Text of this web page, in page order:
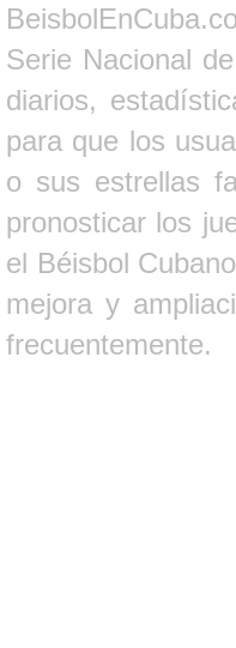
Serie Nacional
diarios,
para que los
o sus estrellas
pronosticar los
el Béisbol
mejora y
frecuentemente.